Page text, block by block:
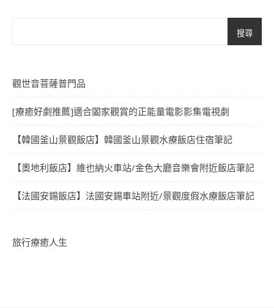
搜尋
觀世音菩薩普門品
[療癒好劇推薦]適合闔家觀賞的正能量電影影集電視劇
【韓國釜山景觀飯店】韓國釜山景觀水療飯店住宿筆記
【奧地利飯店】維也納火車站/金色大廳音樂會附近飯店筆記
【法國安錫飯店】法國安錫車站附近/景觀度假水療飯店筆記
旅行療癒人生